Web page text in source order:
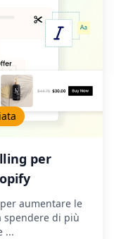
per
aumentare le
spendere di più
...